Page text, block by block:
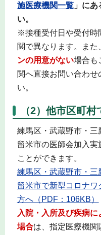
施医療機関一覧」にあ
い。
※接種受付日や受付時
関で異なります。また
ンの用意がない場合も
関へ直接お問い合わせ
い。
（2）他市区町
練馬区・武蔵野市・三
留米市の医師会加入
ことができます。
練馬区・武蔵野市・三
留米市で新型コロナ
方へ（PDF：106KB）
入院・入所及び疾病
場合は、指定医療機関